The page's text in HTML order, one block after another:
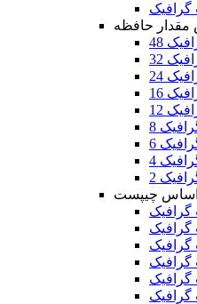
مقدار حافظه
اساس چیپست